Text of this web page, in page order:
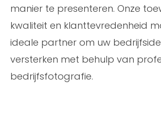
manier te presenteren. Onze
kwaliteit en klanttevredenheid
ideale partner om uw
versterken met behulp van
bedrijfsfotografie.